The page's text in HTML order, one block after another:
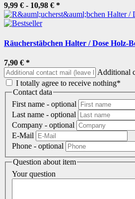
9,99 € - 10,98 € *
Räucherstäbchen Halter / Dose Holz-
7,90 € *
Additional
I totally agree to receive nothing*
Contact data
First name - optional
Last name - optional
Company - optional
E-Mail
Phone - optional
Question about item
Your question